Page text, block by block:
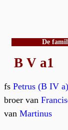
De
B V a1
fs Petrus (B IV a)
broer van
van Martinus